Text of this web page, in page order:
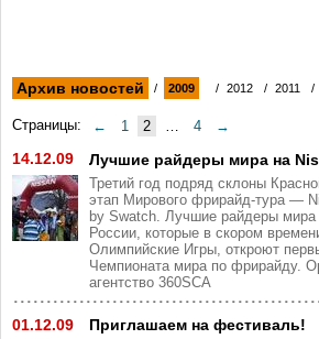
Архив новостей / 2009 / 2012 / 2011 /
Страницы: ← 1 2 4 →
14.12.09 Лучшие райдеры мира на
Третий год подряд склоны
этап Мирового фрирайд-тура —
by Swatch. Лучшие райдеры мира
России, которые в скором
Олимпийские Игры, откроют
Чемпионата мира по фрирайду.
агентство 360SCA
01.12.09 Приглашаем на фестиваль!